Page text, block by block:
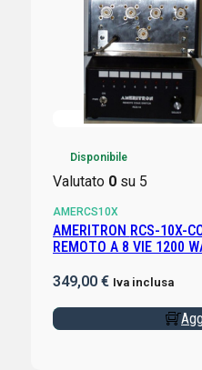
Disponibile
Valutato 0su 5
AMERCS10X
AMERITRON RCS-10X-COMMUTATORE D’ANTENNA DA
REMOTO A 8 VIE 1200
349,00 € Iva inclusa